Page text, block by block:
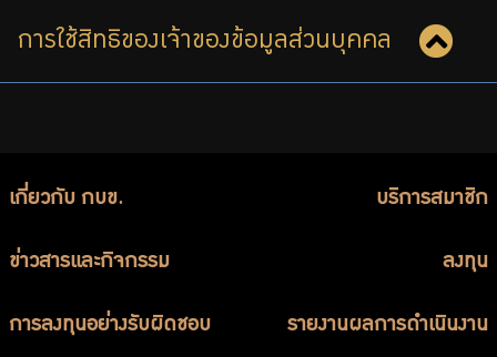
ไทย | Eng
การใช้สิทธิของเจ้าของข้อมูลส่วนบุคคล
เกี่ยวกับ กบข. บริการสมาชิก
ข่าวสารและกิจกรรม ลงทุน
การลงทุนอย่างรับผิดชอบ รายงานผลการดำเนินงาน